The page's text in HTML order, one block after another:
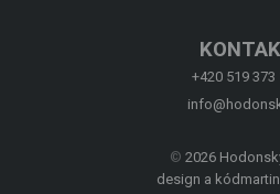
+420 519 373
© 2026
design a kód